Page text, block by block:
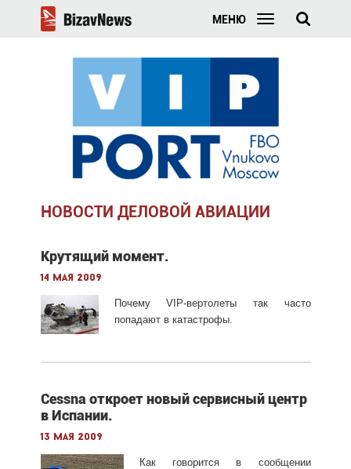
МЕНЮ
НОВОСТИ ДЕЛОВОЙ АВИАЦИИ
Крутящий момент.
14 мая 2009
Почему VIP-вертолеты так часто
попадают в катастрофы.
Cessna откроет новый сервисный центр
в Испании.
13 мая 2009
Как говорится в сообщении